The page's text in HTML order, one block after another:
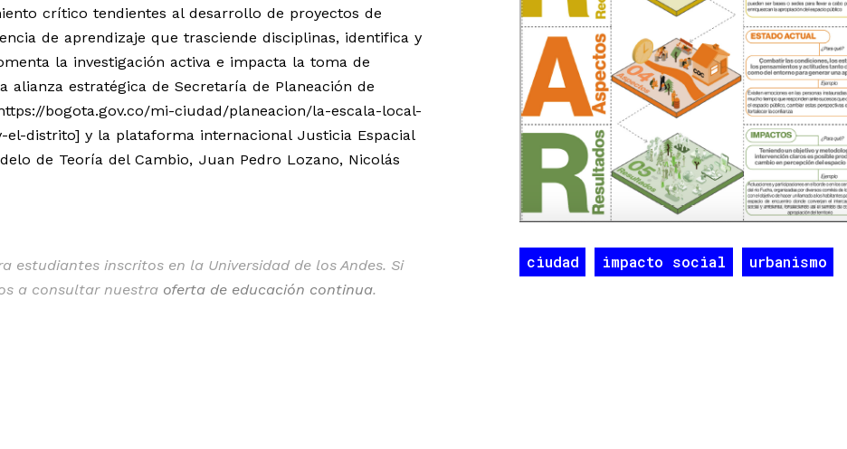
ciudad impacto social urbanismo
crítico tendientes al desarrollo de proyectos de
de aprendizaje que trasciende disciplinas, identifica y
la investigación activa e impacta la toma de
alianza estratégica de Secretaría de Planeación de
bogota.gov.co/mi-ciudad/planeacion/la-escala-local-
distrito] y la plataforma internacional Justicia Espacial
de Teoría del Cambio, Juan Pedro Lozano, Nicolás
estudiantes inscritos en la Universidad de los Andes. Si
a consultar nuestra oferta de educación continua.